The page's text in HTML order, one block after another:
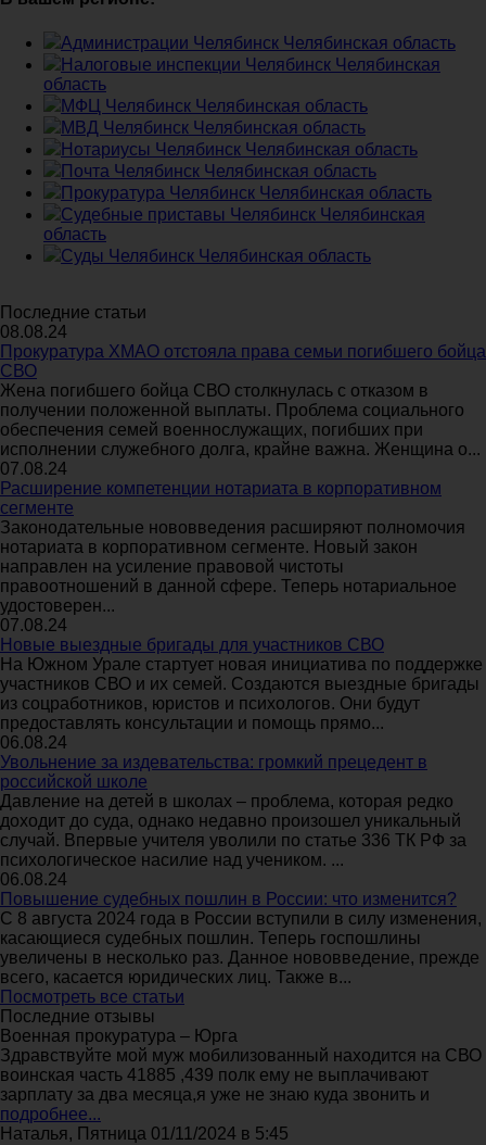
Администрации Челябинск Челябинская область
Налоговые инспекции Челябинск Челябинская
область
МФЦ Челябинск Челябинская область
МВД Челябинск Челябинская область
Нотариусы Челябинск Челябинская область
Почта Челябинск Челябинская область
Прокуратура Челябинск Челябинская область
Судебные приставы Челябинск Челябинская
область
Суды Челябинск Челябинская область
Последние статьи
08.08.24
Прокуратура ХМАО отстояла права семьи погибшего бойца
СВО
Жена погибшего бойца СВО столкнулась с отказом в
получении положенной выплаты. Проблема социального
обеспечения семей военнослужащих, погибших при
исполнении служебного долга, крайне важна. Женщина о...
07.08.24
Расширение компетенции нотариата в корпоративном
сегменте
Законодательные нововведения расширяют полномочия
нотариата в корпоративном сегменте. Новый закон
направлен на усиление правовой чистоты
правоотношений в данной сфере. Теперь нотариальное
удостоверен...
07.08.24
Новые выездные бригады для участников СВО
На Южном Урале стартует новая инициатива по поддержке
участников СВО и их семей. Создаются выездные бригады
из соцработников, юристов и психологов. Они будут
предоставлять консультации и помощь прямо...
06.08.24
Увольнение за издевательства: громкий прецедент в
российской школе
Давление на детей в школах – проблема, которая редко
доходит до суда, однако недавно произошел уникальный
случай. Впервые учителя уволили по статье 336 ТК РФ за
психологическое насилие над учеником. ...
06.08.24
Повышение судебных пошлин в России: что изменится?
С 8 августа 2024 года в России вступили в силу изменения,
касающиеся судебных пошлин. Теперь госпошлины
увеличены в несколько раз. Данное нововведение, прежде
всего, касается юридических лиц. Также в...
Посмотреть все статьи
Последние отзывы
Военная прокуратура – Юрга
Здравствуйте мой муж мобилизованный находится на СВО
воинская часть 41885 ,439 полк ему не выплачивают
зарплату за два месяца,я уже не знаю куда звонить и
подробнее...
Наталья, Пятница 01/11/2024 в 5:45